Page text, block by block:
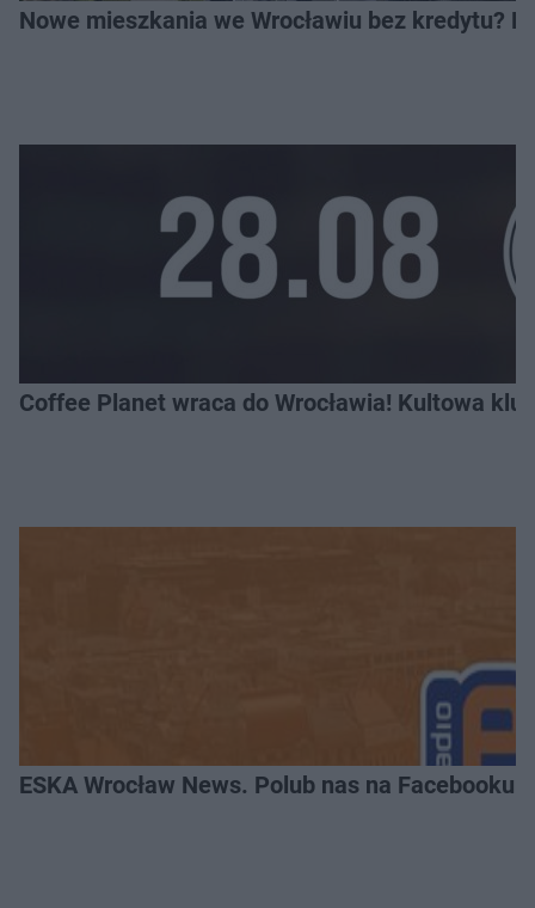
Nowe mieszkania we Wrocławiu bez kredytu?
Coffee Planet wraca do Wrocławia! Kultowa
ESKA Wrocław News. Polub nas na Facebooku!